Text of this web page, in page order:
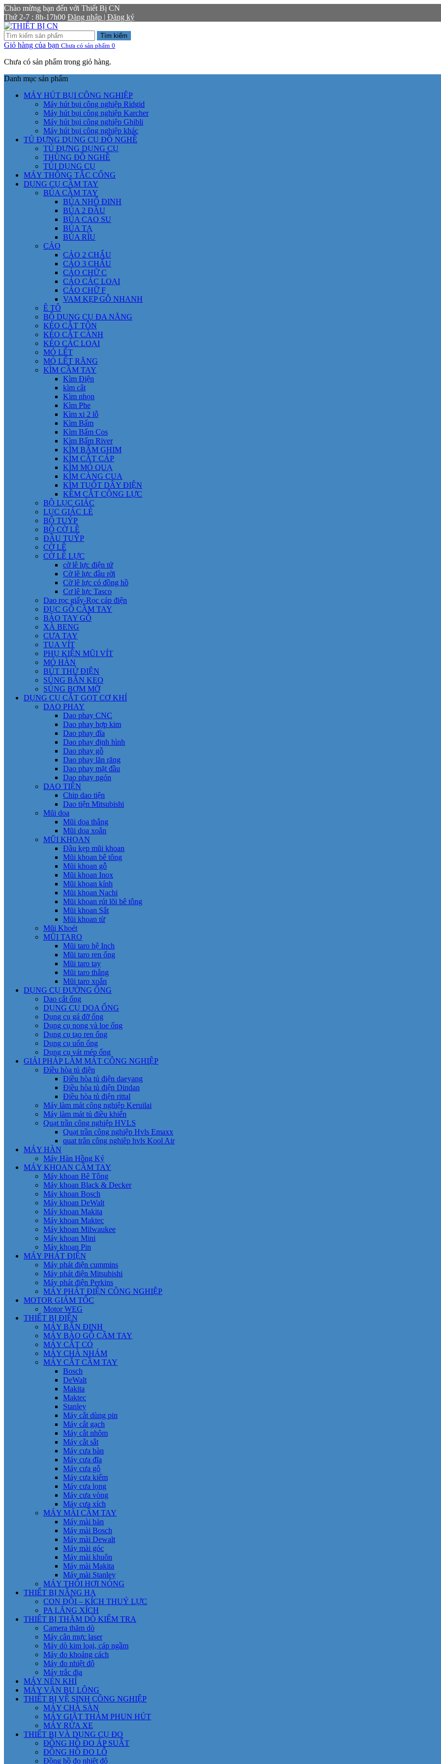
Chào mừng bạn đến với Thiết Bị CN
Thứ 2-7 : 8h-17h00 Đăng nhập | Đăng ký
Tìm kiếm
Giỏ hàng của bạn Chưa có sản phẩm 0
Chưa có sản phẩm trong giỏ hàng.
Danh mục sản phẩm
MÁY HÚT BỤI CÔNG NGHIỆP
Máy hút bụi công nghiệp Ridgid
Máy hút bụi công nghiệp Karcher
Máy hút bụi công nghiệp Ghibli
Máy hút bụi công nghiệp khác
TỦ ĐỰNG DỤNG CỤ ĐỒ NGHỀ
TỦ ĐỰNG DỤNG CỤ
THÙNG ĐỒ NGHỀ
TÚI DỤNG CỤ
MÁY THÔNG TẮC CỐNG
DỤNG CỤ CẦM TAY
BÚA CẦM TAY
BÚA NHỔ ĐINH
BÚA 2 ĐẦU
BÚA CAO SU
BÚA TẠ
BÚA RÌU
CẢO
CẢO 2 CHẤU
CẢO 3 CHẤU
CẢO CHỮ C
CẢO CÁC LOẠI
CẢO CHỮ F
VAM KẸP GỖ NHANH
Ê TÔ
BỘ DỤNG CỤ ĐA NĂNG
KÉO CẮT TÔN
KÉO CẮT CÀNH
KÉO CÁC LOẠI
MỎ LẾT
MỎ LẾT RĂNG
KÌM CẦM TAY
Kìm Điện
kìm cắt
Kìm nhọn
Kìm Phe
Kìm xi 2 lỗ
Kìm Bấm
Kìm Bấm Cos
Kìm Bấm River
KÌM BẤM GHIM
KÌM CẮT CÁP
KÌM MỎ QUẠ
KÌM CÀNG CUA
KÌM TUỐT DÂY ĐIỆN
KỀM CẮT CỘNG LỰC
BỘ LỤC GIÁC
LỤC GIÁC LẺ
BỘ TUÝP
BỘ CỜ LÊ
ĐẦU TUÝP
CỜ LÊ
CỜ LÊ LỰC
cờ lê lực điện tử
Cờ lê lực đầu rời
Cờ lê lực có đồng hồ
Cơ lê lực Tasco
Dao rọc giấy-Rọc cáp điện
ĐỤC GỖ CẦM TAY
BÀO TAY GỖ
XÀ BENG
CƯA TAY
TUA VÍT
PHỤ KIỆN MŨI VÍT
MỎ HÀN
BÚT THỬ ĐIỆN
SÚNG BẮN KEO
SÚNG BƠM MỠ
DỤNG CỤ CẮT GỌT CƠ KHÍ
DAO PHAY
Dao phay CNC
Dao phay hợp kim
Dao phay đĩa
Dao phay định hình
Dao phay gỗ
Dao phay lăn răng
Dao phay mặt đầu
Dao phay ngón
DAO TIỆN
Chip dao tiện
Dao tiện Mitsubishi
Mũi doa
Mũi doa thẳng
Mũi doa xoắn
MŨI KHOAN
Đầu kẹp mũi khoan
Mũi khoan bê tông
Mũi khoan gỗ
Mũi khoan Inox
Mũi khoan kính
Mũi khoan Nachi
Mũi khoan rút lõi bê tông
Mũi khoan Sắt
Mũi khoan từ
Mũi Khoét
MŨI TARO
Mũi taro hệ Inch
Mũi taro ren ống
Mũi taro tay
Mũi taro thẳng
Mũi taro xoắn
DỤNG CỤ ĐƯỜNG ỐNG
Dao cắt ống
DỤNG CỤ DOA ỐNG
Dụng cụ gá đỡ ống
Dụng cụ nong và loe ống
Dụng cụ tạo ren ống
Dụng cụ uốn ống
Dụng cụ vát mép ống
GIẢI PHÁP LÀM MÁT CÔNG NGHIỆP
Điều hòa tủ điện
Điều hòa tủ điện daeyang
Điều hòa tủ điện Dindan
Điều hòa tủ điện rittal
Máy làm mát công nghiệp Keruilai
Máy làm mát tủ điều khiển
Quạt trần công nghiệp HVLS
Quạt trần công nghiệp Hvls Emaxx
quat trân công nghiêp hvls Kool Air
MÁY HÀN
Máy Hàn Hồng Ký
MÁY KHOAN CẦM TAY
Máy khoan Bê Tông
Máy khoan Black & Decker
Máy khoan Bosch
Máy khoan DeWalt
Máy khoan Makita
Máy khoan Maktec
Máy khoan Milwaukee
Máy khoan Mini
Máy khoan Pin
MÁY PHÁT ĐIỆN
Máy phát điện cummins
Máy phát điện Mitsubishi
Máy phát điện Perkins
MÁY PHÁT ĐIỆN CÔNG NGHIỆP
MOTOR GIẢM TỐC
Motor WEG
THIẾT BỊ ĐIỆN
MÁY BẮN ĐINH
MÁY BÀO GỖ CẦM TAY
MÁY CẮT CỎ
MÁY CHÀ NHÁM
MÁY CẮT CẦM TAY
Bosch
DeWalt
Makita
Maktec
Stanley
Máy cắt dùng pin
Máy cắt gạch
Máy cắt nhôm
Máy cắt sắt
Máy cưa bàn
Máy cưa đĩa
Máy cưa gỗ
Máy cưa kiếm
Máy cưa lọng
Máy cưa vòng
Máy cưa xích
MÁY MÀI CẦM TAY
Máy mài bàn
Máy mài Bosch
Máy mài Dewalt
Máy mài góc
Máy mài khuôn
Máy mài Makita
Máy mài Stanley
MÁY THỔI HƠI NÓNG
THIẾT BỊ NÂNG HẠ
CON ĐỘI – KÍCH THUỶ LỰC
PA LĂNG XÍCH
THIẾT BỊ THĂM DÒ KIỂM TRA
Camera thăm dò
Máy cân mực laser
Máy dò kim loại, cáp ngầm
Máy đo khoảng cách
Máy đo nhiệt độ
Máy trắc địa
MÁY NÉN KHÍ
MÁY VẶN BU LÔNG
THIẾT BỊ VỆ SINH CÔNG NGHIỆP
MÁY CHÀ SÀN
MÁY GIẶT THẢM PHUN HÚT
MÁY RỬA XE
THIẾT BỊ VÀ DỤNG CỤ ĐO
ĐỒNG HỒ ĐO ÁP SUẤT
ĐỒNG HỒ ĐO LỖ
Đồng hồ đo nhiệt độ